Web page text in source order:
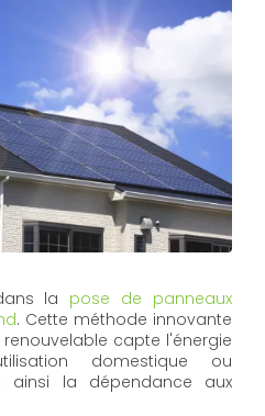
la pose de panneaux
. Cette méthode innovante
capte l'énergie
domestique ou
ainsi la dépendance aux